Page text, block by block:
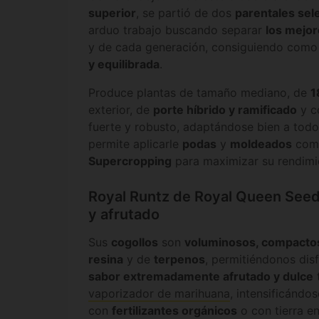
superior , se partió de dos parentales
arduo trabajo buscando separar los
y de cada generación, consiguiendo
y equilibrada
Produce plantas de tamaño mediano, de
exterior, de porte híbrido y ramificado y
fuerte y robusto, adaptándose bien a
permite aplicarle podas y moldeados
Supercropping para maximizar su
Royal Runtz de Royal Queen
y afrutado
Sus cogollos son voluminosos,
resina y de terpenos , permitiéndonos
sabor extremadamente afrutado y dulce
vaporizador de marihuana ,
con fertilizantes orgánicos o con tierra